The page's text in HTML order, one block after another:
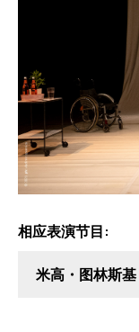
相应表演节目:
米高・图林斯基